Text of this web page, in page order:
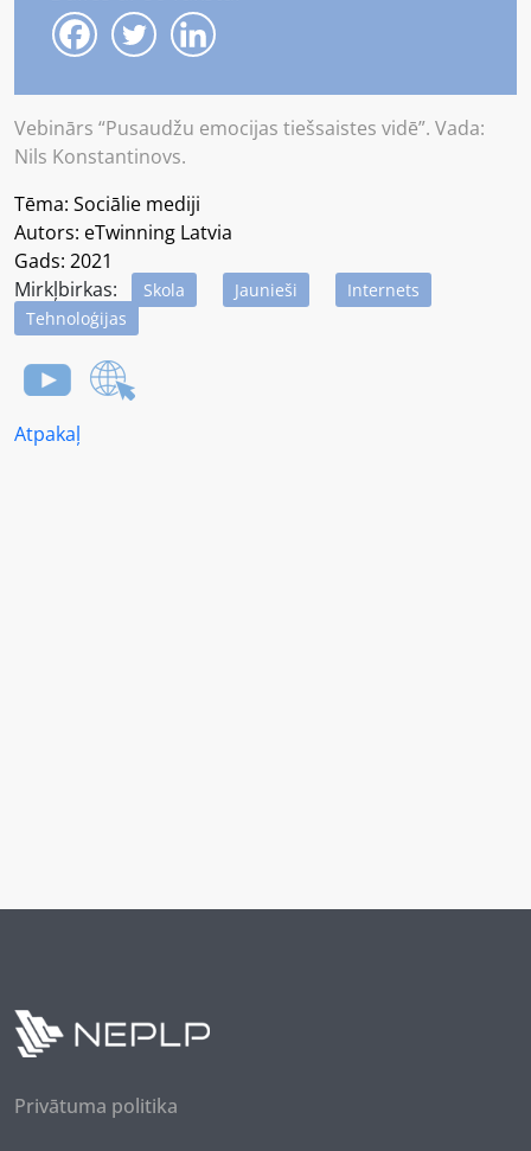
Vebinārs “Pusaudžu emocijas tiešsaistes vidē”. Vada:
Nils Konstantinovs.
Tēma: Sociālie mediji
Autors: eTwinning Latvia
Gads: 2021
Mirkļbirkas:
Skola Jaunieši
Internets
Tehnoloģijas
Atpakaļ
Privātuma politika